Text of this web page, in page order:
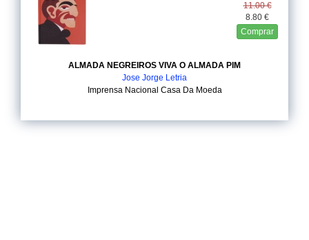
11.00 €
8.80 €
Comprar
ALMADA NEGREIROS VIVA O ALMADA PIM
Jose Jorge Letria
Imprensa Nacional Casa Da Moeda